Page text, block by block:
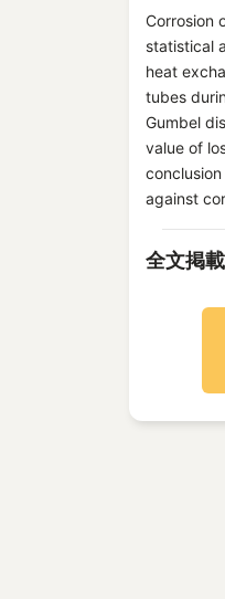
Corrosion
statistical
heat
tubes
Gumbel
value of
against
全文掲